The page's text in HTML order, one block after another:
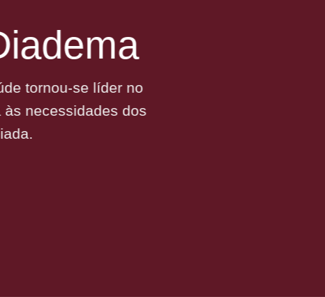
tornou-se líder no
necessidades dos